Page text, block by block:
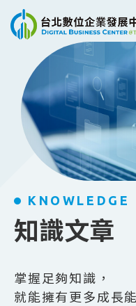
跳到主要內容
KNOWLEDGE
知識文章
掌握足夠知識，
就能擁有更多成長